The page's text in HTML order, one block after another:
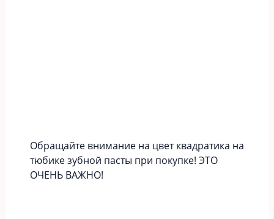
Обращайте внимание на цвет квадратика на
тюбике зубной пасты при покупке! ЭТО
ОЧЕНЬ ВАЖНО!